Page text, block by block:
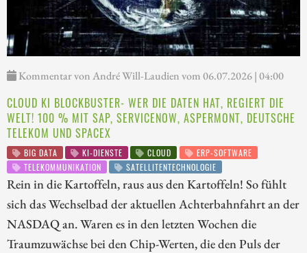
Kommentar von André Will-Laudien vom 06.07.2026 | 04:00
CLOUD KI BLOCKBUSTER- WER DIE DATEN HAT, REGIERT DIE
WELT! 100 % MIT SAP, SERVICENOW, ASPERMONT, DEUTSCHE
TELEKOM UND SPACEX
BIG DATA KI-DIENSTE CLOUD
ERP-SOFTWARE
TELEKOMMUNIKATION
SATELLITENTECHNOLOGIE
Rein in die Kartoffeln, raus aus den Kartoffeln! So fühlt
sich das Wechselbad der aktuellen Achterbahnfahrt an der
NASDAQ an. Waren es in den letzten Wochen die
Traumzuwächse bei den Chip-Werten, die den Puls der